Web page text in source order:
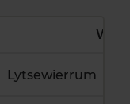
Wijk
Lytsewierrum